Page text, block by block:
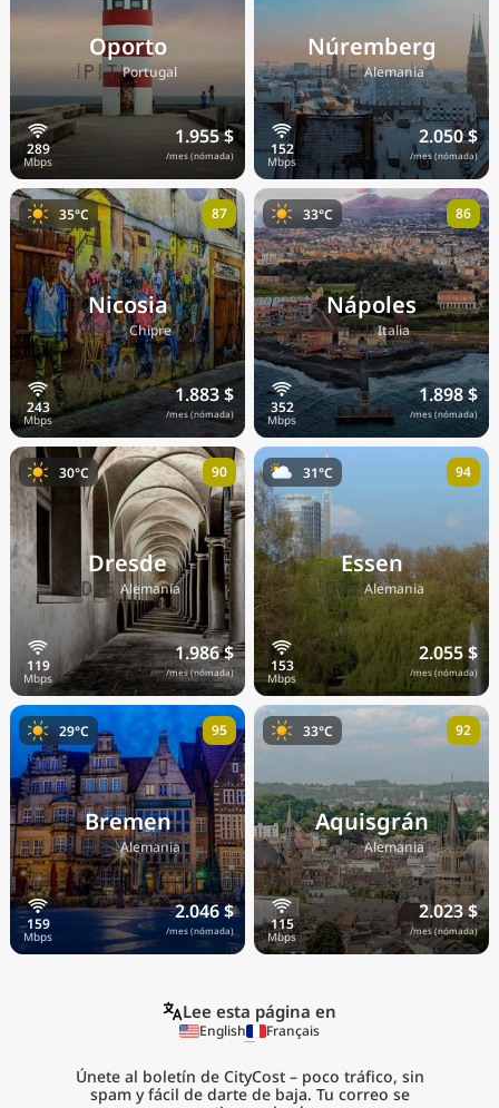
Oporto
🇵🇹Portugal
1.955 $
/mes (nómada)
Núremberg
🇩🇪Alemania
2.050 $
/mes (nómada)
Nicosia
🇨🇾Chipre
1.883 $
/mes (nómada)
35°C 87
Nápoles
🇮🇹Italia
1.898 $
/mes (nómada)
33°C 86
Dresde
🇩🇪Alemania
1.986 $
/mes (nómada)
30°C 90
Essen
🇩🇪Alemania
2.055 $
/mes (nómada)
31°C 94
Bremen
🇩🇪Alemania
2.046 $
/mes (nómada)
29°C 95
Aquisgrán
🇩🇪Alemania
2.023 $
/mes (nómada)
33°C 92
Lee esta página en
English Français
Únete al boletín de CityCost – poco tráfico, sin
spam y fácil de darte de baja. Tu correo se